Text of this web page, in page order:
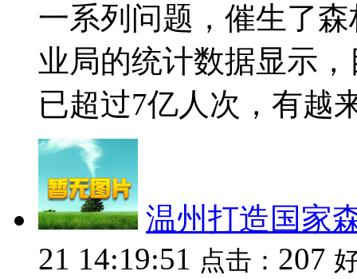
一系列问题，催生了
业局的统计数据显示
已超过7亿人次，有越
温州打造国家
21 14:19:51 点击： 207